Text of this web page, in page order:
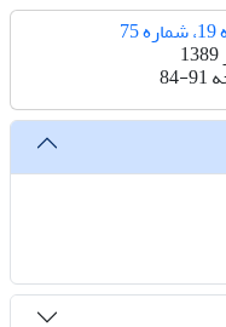
84-91